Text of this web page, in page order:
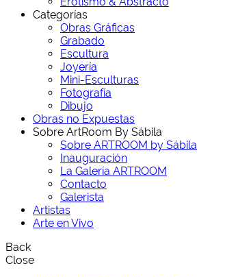
Categorías
Obras Gráficas
Grabado
Escultura
Joyería
Mini-Esculturas
Fotografía
Dibujo
Obras no Expuestas
Sobre ArtRoom By Sábila
Sobre ARTROOM by Sábila
Inauguración
La Galería ARTROOM
Contacto
Galerista
Artistas
Arte en Vivo
Back
Close